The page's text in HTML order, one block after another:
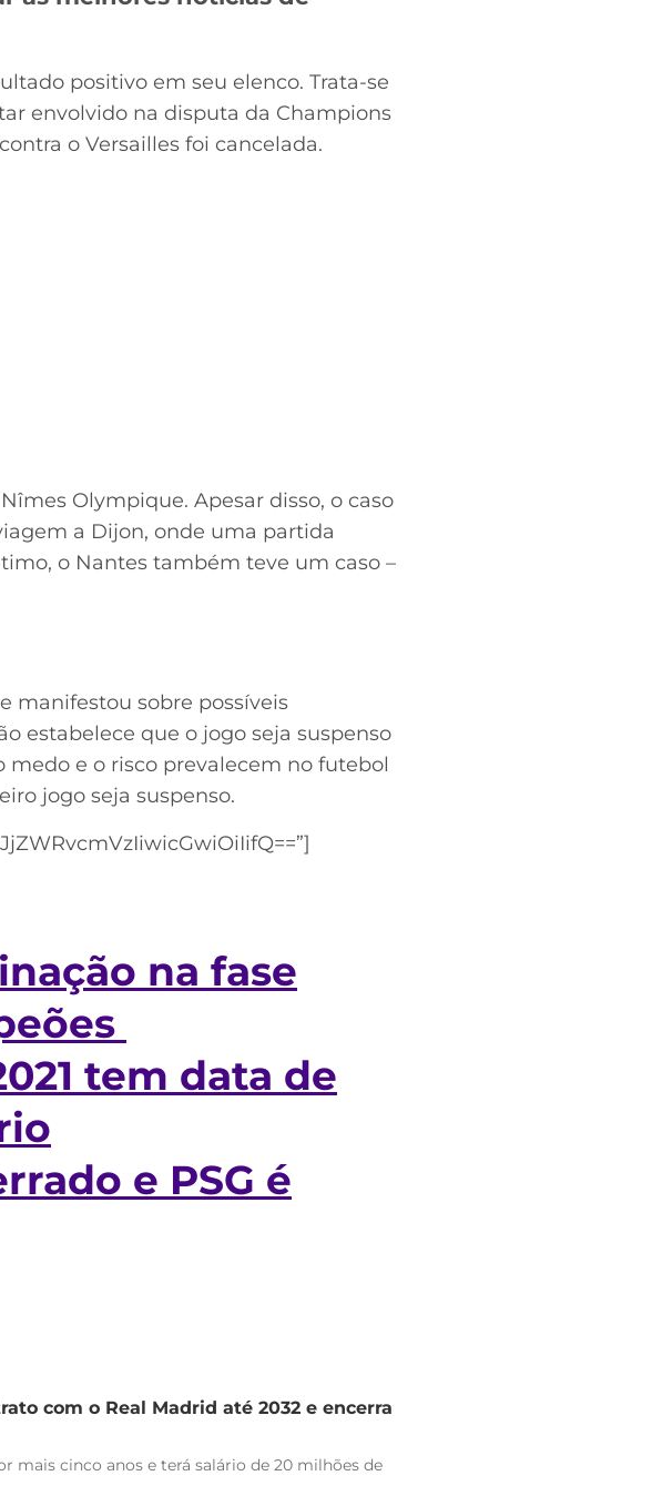
positivo em seu elenco. Trata-se
envolvido na disputa da Champions
o Versailles foi cancelada.
Olympique. Apesar disso, o caso
a Dijon, onde uma partida
o Nantes também teve um caso –
manifestou sobre possíveis
estabelece que o jogo seja suspenso
medo e o risco prevalecem no futebol
jogo seja suspenso.
na fase
tem data de
e PSG é
com o Real Madrid até 2032 e encerra
mais cinco anos e terá salário de 20 milhões de